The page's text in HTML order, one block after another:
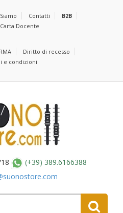
Contatti
B2B
Docente
Diritto di recesso
e condizioni
(+39) 389.6166388